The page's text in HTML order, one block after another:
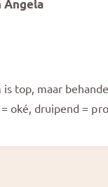
Angela
is top, maar
oké, druipend =